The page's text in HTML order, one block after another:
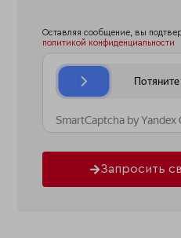
Оставляя сообщение, вы
политикой конфиденциальности
Запросить